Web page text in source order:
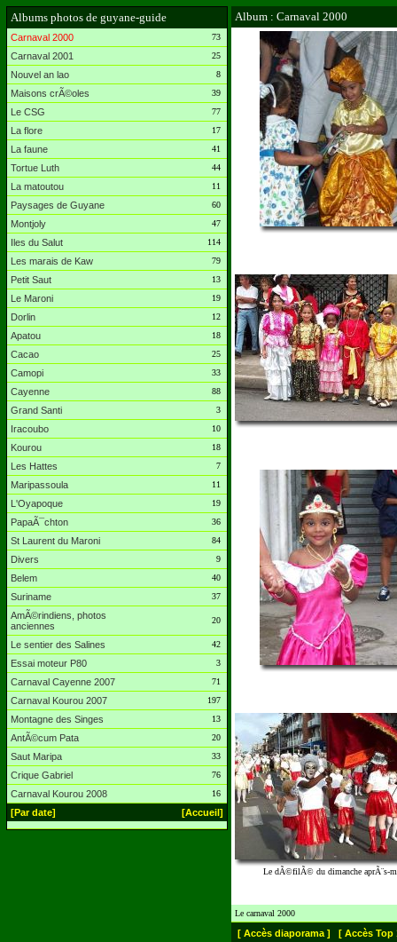
Albums photos de guyane-guide
Carnaval 2000 73
Carnaval 2001 25
Nouvel an lao 8
Maisons crÃ©oles 39
Le CSG 77
La flore 17
La faune 41
Tortue Luth 44
La matoutou 11
Paysages de Guyane 60
Montjoly 47
Iles du Salut 114
Les marais de Kaw 79
Petit Saut 13
Le Maroni 19
Dorlin 12
Apatou 18
Cacao 25
Camopi 33
Cayenne 88
Grand Santi 3
Iracoubo 10
Kourou 18
Les Hattes 7
Maripassoula 11
L'Oyapoque 19
PapaÃ¯chton 36
St Laurent du Maroni 84
Divers 9
Belem 40
Suriname 37
AmÃ©rindiens, photos
anciennes
20
Le sentier des Salines 42
Essai moteur P80 3
Carnaval Cayenne 2007 71
Carnaval Kourou 2007 197
Montagne des Singes 13
AntÃ©cum Pata 20
Saut Maripa 33
Crique Gabriel 76
Carnaval Kourou 2008 16
[Par date] [Accueil]
Album : Carnaval 2000
Le dÃ©filÃ© du dimanche aprÃ¨s-
Le carnaval 2000
[ Accès diaporama ] [ Accès Top